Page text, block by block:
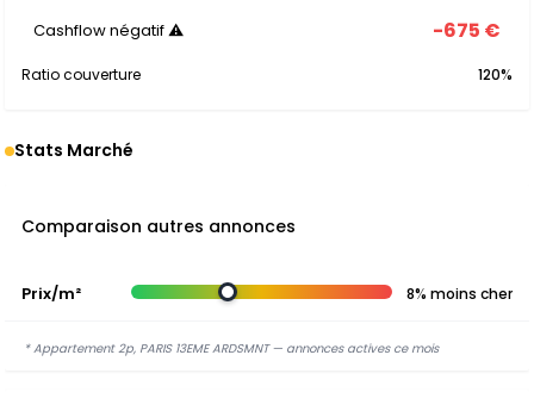
Cashflow négatif ⚠ -675 €
Ratio couverture 120%
Stats Marché
Comparaison autres annonces
Prix/m² 8% moins cher
* Appartement 2p, PARIS 13EME ARDSMNT — annonces actives ce mois